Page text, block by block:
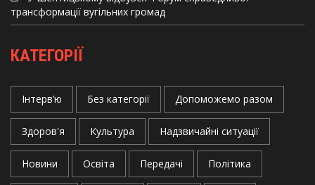
трансформації вугільних громад
КАТЕГОРІЇ
Інтерв’ю Без категорії Допоможемо разом
Здоров'я Культура Надзвичайні ситуації
Новини Освіта Передачі Політика